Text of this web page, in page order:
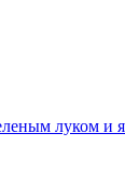
луком и